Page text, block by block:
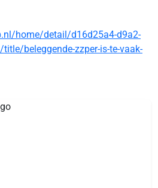
home/detail/d16d25a4-d9a2-
beleggende-zzper-is-te-vaak-